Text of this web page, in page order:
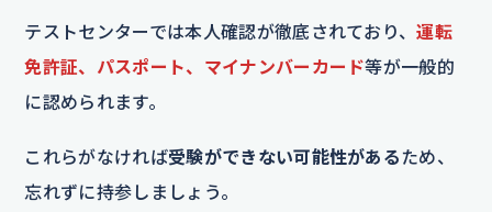
テストセンターでは本人確認が徹底されており、運転
免許証、パスポート、マイナンバーカード等が一般的
に認められます。
これらがなければ受験ができない可能性があるため、
忘れずに持参しましょう。